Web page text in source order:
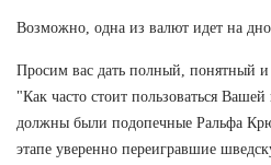
Возможно, одна из валют идет на
Просим вас дать полный, понятный и
"Как часто стоит пользоваться
должны были подопечные Ральфа
этапе уверенно переигравшие